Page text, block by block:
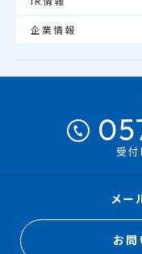
企業情報
受
メー
お問